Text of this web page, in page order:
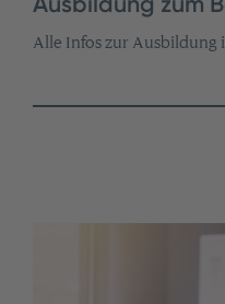
Alle Infos zur Ausbildung